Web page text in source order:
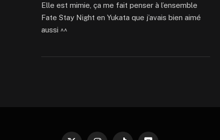
Elle est mimie, ça me fait penser à l’ensemble
Fate Stay Night en Yukata que j’avais bien aimé
aussi ^^